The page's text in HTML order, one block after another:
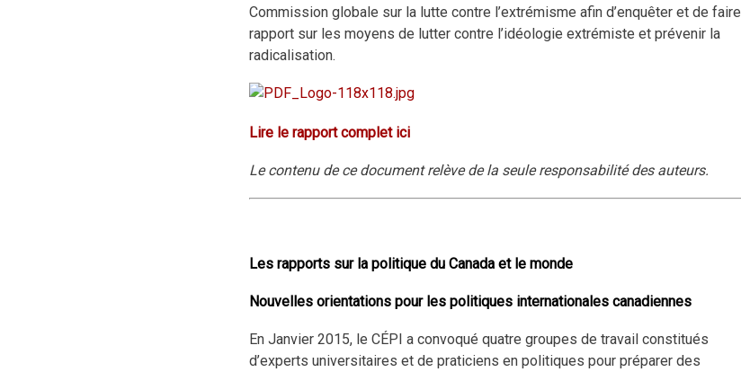
Commission globale sur la lutte contre l’extrémisme afin d’enquêter et de faire
rapport sur les moyens de lutter contre l’idéologie extrémiste et prévenir la
radicalisation.
Lire le rapport complet ici
Le contenu de ce document relève de la seule responsabilité des auteurs.
Les rapports sur la politique du Canada et le monde
Nouvelles orientations pour les politiques internationales canadiennes
En Janvier 2015, le CÉPI a convoqué quatre groupes de travail constitués
d’experts universitaires et de praticiens en politiques pour préparer des